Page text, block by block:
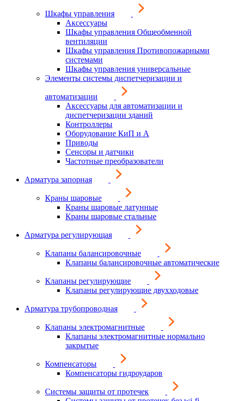
Шкафы управления
Аксессуары
Шкафы управления Общеобменной
вентиляции
Шкафы управления Противопожарными
системами
Шкафы управления универсальные
Элементы системы диспетчеризации и
автоматизации
Аксессуары для автоматизации и
диспетчеризации зданий
Контроллеры
Оборудование КиП и А
Приводы
Сенсоры и датчики
Частотные преобразователи
Арматура запорная
Краны шаровые
Краны шаровые латунные
Краны шаровые стальные
Арматура регулирующая
Клапаны балансировочные
Клапаны балансировочные автоматические
Клапаны регулирующие
Клапаны регулирующие двухходовые
Арматура трубопроводная
Клапаны электромагнитные
Клапаны электромагнитные нормально
закрытые
Компенсаторы
Компенсаторы гидроударов
Системы защиты от протечек